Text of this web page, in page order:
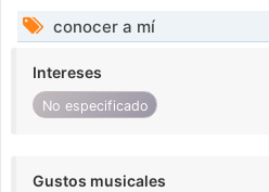
conocer a mí
Intereses
No especificado
Gustos musicales